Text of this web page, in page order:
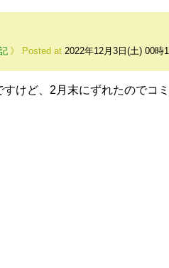
Posted at 2022年12月3日(土) 00時
けど、2月末にずれたのでコ